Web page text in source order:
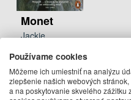
Monet
Jackie
24.95 €
Na
objednávku
Používame cookies
Môžeme ich umiestniť na analýzu
zlepšenie našich webových
a na poskytovanie skvelého zážitku